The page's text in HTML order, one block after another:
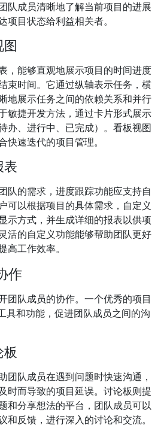
队成员清晰地了解当前项目的进展
项目状态给利益相关者。
，能够直观地展示项目的时间进度
束时间。它通过纵轴表示任务，横
地展示任务之间的依赖关系和并行
敏捷开发方法，通过卡片形式展示
办、进行中、已完成）。看板视图
快速迭代的项目管理。
表
队的需求，进度跟踪功能应支持自
可以根据项目的具体需求，自定义
示方式，并生成详细的报表以供项
活的自定义功能能够帮助团队更好
高工作效率。
作
团队成员的协作。一个优秀的项目
具和功能，促进团队成员之间的沟
板
团队成员在遇到问题时快速沟通，
时而导致的项目延误。讨论板则提
和分享想法的平台，团队成员可以
和反馈，进行深入的讨论和交流。